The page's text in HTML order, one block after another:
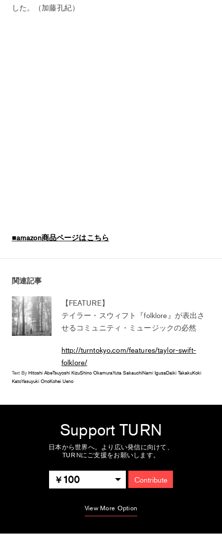
した。（加藤孔紀）
■amazon商品ページはこちら
関連記事
【FEATURE】
テイラー・スウィフト『folklore』が表出さ
せるコミュニティ・ミュージックの必然
http://turntokyo.com/features/taylor-swift-
folklore/
Text By Hitoshi AbeTsuyoshi KizuShino OkamuraYuta SakauchiNami IgusaDaiki TakakuKoki
KatoYasuyuki OnoKohei Ueno
Support TURN
日本から世界へ。より広い発信に向けて、
TURNにご支援をお願いします。
100 Contribute
View More Option